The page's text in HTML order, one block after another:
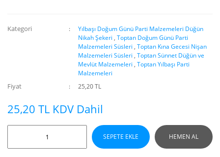
Kategori
Yılbaşı Doğum Günü Parti Malzemeleri Düğün
Nikah Şekeri ,Toptan Doğum Günü Parti
Malzemeleri Süsleri ,Toptan Kına Gecesi Nişan
Malzemeleri Süsleri ,Toptan Sünnet Düğün ve
Mevlüt Malzemeleri ,Toptan Yılbaşı Parti
Malzemeleri
Fiyat 25,20 TL
25,20 TL KDV Dahil
SEPETE EKLE HEMEN AL